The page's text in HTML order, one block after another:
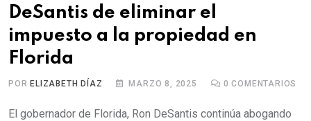
DeSantis de eliminar el
impuesto a la propiedad en
Florida
PORELIZABETH DÍAZ MARZO 8, 2025 0 COMENTARIOS
El gobernador de Florida, Ron DeSantis continúa abogando